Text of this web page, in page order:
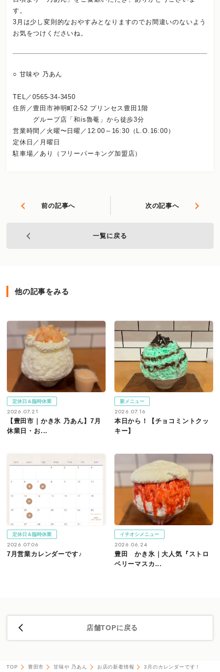
す。
3月は少し変則的なおやすみとなりますのでお間違いのないよう
お気をつけくださいね。
○ 甘味や 乃あん
TEL／0565-34-3450
住所／豊田市神明町2-52 プリンセス豊田1階
グループ店「和is魯菴」から徒歩3分
営業時間／火曜〜日曜／12:00～16:30（L.O.16:00）
定休日／月曜日
駐車場／あり（フリーパーキング加盟店）
前の記事へ 次の記事へ
一覧に戻る
他の記事をみる
定休日＆臨時休業
2026.07.21
【豊田市｜かき氷 乃あん】7月
休業日・お...
新メニュー
2026.07.16
本日から！【チョコミントクッ
キー】
定休日＆臨時休業
2026.07.06
7月営業カレンダーです♪
イチオシメニュー
2026.06.24
豊田 かき氷｜大人気『ストロ
ベリーマスカ...
店舗TOPに戻る
TOP 豊田市 甘味や 乃あん お店の新着情報 3月のカレンダーです！